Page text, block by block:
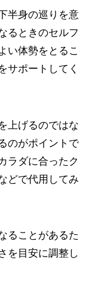
半身の巡りを意
るときのセルフ
い体勢をとるこ
サポートしてく
上げるのではな
のがポイントで
ラダに合ったク
どで代用してみ
ることがあるた
を目安に調整し